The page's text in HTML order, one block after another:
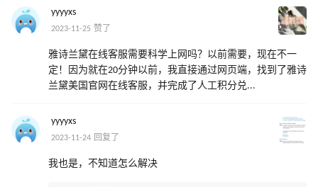
yyyyxs
2023-11-25 赞了
雅诗兰黛在线客服需要科学上网吗？以前需要，现在不一
定！因为就在20分钟以前，我直接通过网页端，找到了雅诗
兰黛美国官网在线客服，并完成了人工积分兑...
yyyyxs
2023-11-24 回复了
我也是，不知道怎么解决